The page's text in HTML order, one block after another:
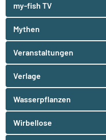
my-fish TV
Mythen
Veranstaltungen
Verlage
Wasserpflanzen
Wirbellose